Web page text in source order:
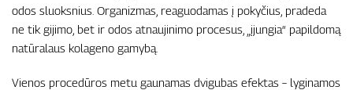
odos sluoksnius. Organizmas, reaguodamas į pokyčius, pradeda
ne tik gijimo, bet ir odos atnaujinimo procesus, „įjungia“ papildomą
natūralaus kolageno gamybą.
Vienos procedūros metu gaunamas dvigubas efektas – lyginamos